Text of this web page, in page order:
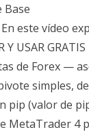
Base
En este vídeo
Y USAR
de Forex —
simples,
pip (valor de
MetaTrader 4